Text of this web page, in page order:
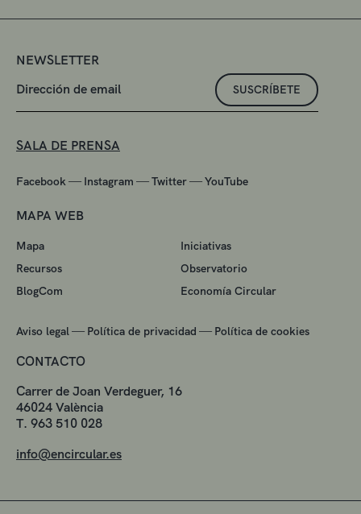
NEWSLETTER
SUSCRÍBETE
SALA DE PRENSA
Facebook — Instagram —Twitter—YouTube
MAPA WEB
Mapa
Iniciativas
Recursos
Observatorio
BlogCom
Economía Circular
Aviso legal — Política de privacidad — Política de cookies
CONTACTO
Carrer de Joan Verdeguer, 16
46024 València
T. 963 510 028
info@encircular.es